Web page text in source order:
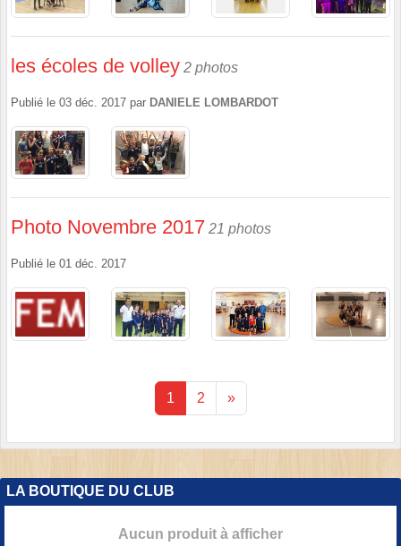
les écoles de volley 2 photos
Publié le 03 déc. 2017 par DANIELE LOMBARDOT
Photo Novembre 2017 21 photos
Publié le 01 déc. 2017
1 2 »
LA BOUTIQUE DU CLUB
Aucun produit à afficher